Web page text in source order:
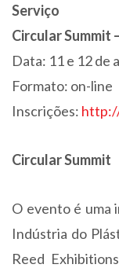
Serviço
Circular Summit
Data: 11 e 12 de
Formato: on-line
Inscrições:
Circular Summit
O evento é uma
Indústria do
Reed